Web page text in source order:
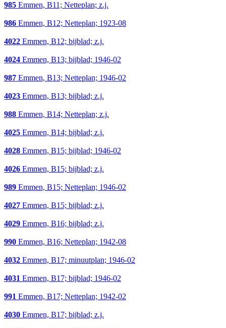
985 Emmen, B11; Netteplan; z.j.
986 Emmen, B12; Netteplan; 1923-08
4022 Emmen, B12; bijblad; z.j.
4024 Emmen, B13; bijblad; 1946-02
987 Emmen, B13; Netteplan; 1946-02
4023 Emmen, B13; bijblad; z.j.
988 Emmen, B14; Netteplan; z.j.
4025 Emmen, B14; bijblad; z.j.
4028 Emmen, B15; bijblad; 1946-02
4026 Emmen, B15; bijblad; z.j.
989 Emmen, B15; Netteplan; 1946-02
4027 Emmen, B15; bijblad; z.j.
4029 Emmen, B16; bijblad; z.j.
990 Emmen, B16; Netteplan; 1942-08
4032 Emmen, B17; minuutplan; 1946-02
4031 Emmen, B17; bijblad; 1946-02
991 Emmen, B17; Netteplan; 1942-02
4030 Emmen, B17; bijblad; z.j.